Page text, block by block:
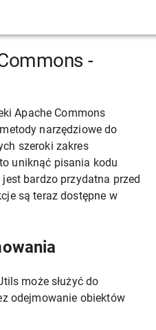
-
Apache Commons
narzędziowe do
szeroki zakres
uniknąć pisania kodu
bardzo przydatna przed
są teraz dostępne w
może służyć do
odejmowanie obiektów